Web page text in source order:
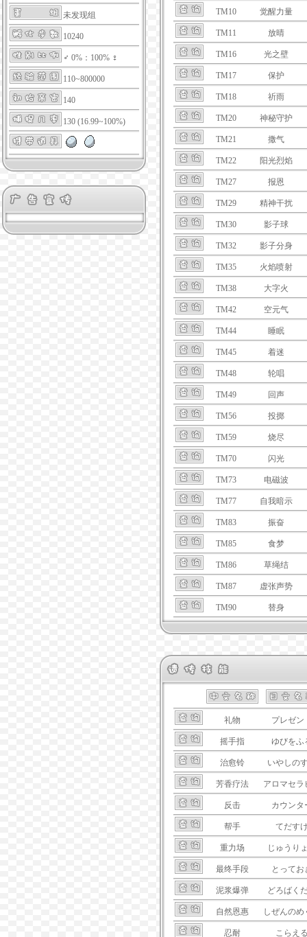
未发现组
10240
♂ 0%：100% ♀
110~800000
140
130 (16.99~100%)
TM10 觉醒力量
TM11 放晴
TM16 光之壁
TM17 保护
TM18 祈雨
TM20 神秘守护
TM21 撒气
TM22 阳光烈焰
TM27 报恩
TM29 精神干扰
TM30 影子球
TM32 影子分身
TM35 火焰喷射
TM38 大字火
TM42 空元气
TM44 睡眠
TM45 着迷
TM48 轮唱
TM49 回声
TM56 投掷
TM59 烧尽
TM70 闪光
TM73 电磁波
TM77 自我暗示
TM83 振奋
TM85 食梦
TM86 草绳结
TM87 虚张声势
TM90 替身
礼物 プレゼン
摇手指 ゆびをふ
治愈铃 いやしの
芳香疗法 アロマセラ
反击 カウンタ
帮手 てだす
重力场 じゅうり
最终手段 とってお
泥浆爆弹 どろばく
自然恩惠 しぜんのめ
忍耐 こらえ